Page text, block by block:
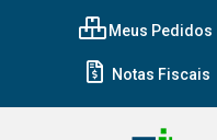
Meus Pedidos
Notas Fiscais